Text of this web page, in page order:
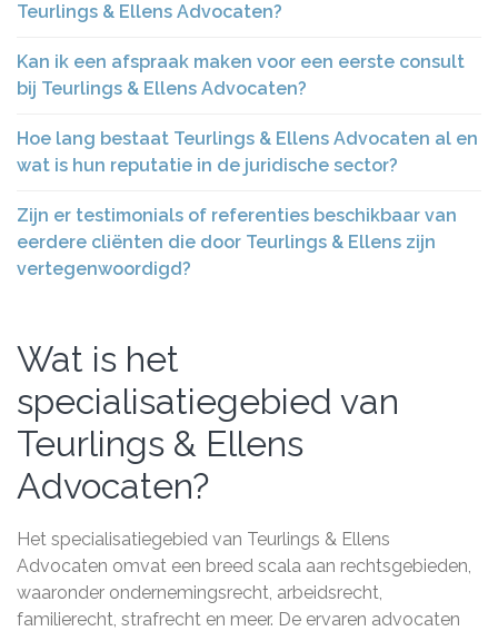
Teurlings & Ellens Advocaten?
Kan ik een afspraak maken voor een eerste consult
bij Teurlings & Ellens Advocaten?
Hoe lang bestaat Teurlings & Ellens Advocaten al en
wat is hun reputatie in de juridische sector?
Zijn er testimonials of referenties beschikbaar van
eerdere cliënten die door Teurlings & Ellens zijn
vertegenwoordigd?
Wat is het
specialisatiegebied van
Teurlings & Ellens
Advocaten?
Het specialisatiegebied van Teurlings & Ellens
Advocaten omvat een breed scala aan rechtsgebieden,
waaronder ondernemingsrecht, arbeidsrecht,
familierecht, strafrecht en meer. De ervaren advocaten